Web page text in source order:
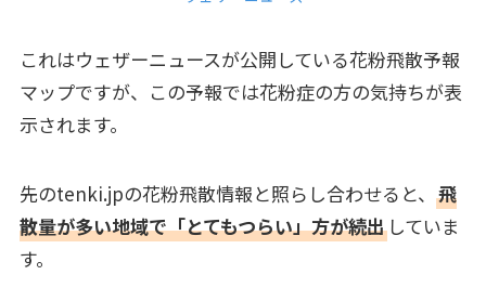
これはウェザーニュースが公開している花粉飛散予報
マップですが、この予報では花粉症の方の気持ちが表
示されます。
先のtenki.jpの花粉飛散情報と照らし合わせると、 飛
散量が多い地域で「とてもつらい」方が続出していま
す。